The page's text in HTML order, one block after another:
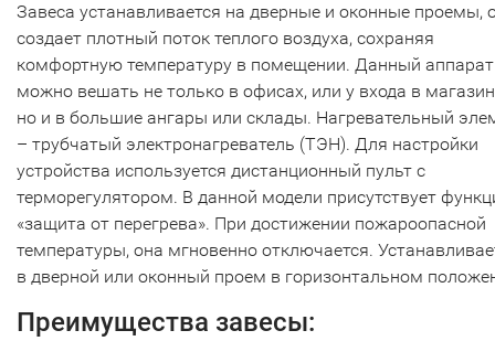
Завеса устанавливается на дверные и оконные проемы,
создает плотный поток теплого воздуха, сохраняя
комфортную температуру в помещении. Данный аппарат
можно вешать не только в офисах, или у входа в
но и в большие ангары или склады. Нагревательный
– трубчатый электронагреватель (ТЭН). Для настройки
устройства используется дистанционный пульт с
терморегулятором. В данной модели присутствует
«защита от перегрева». При достижении пожароопасной
температуры, она мгновенно отключается.
в дверной или оконный проем в горизонтальном
Преимущества завесы: